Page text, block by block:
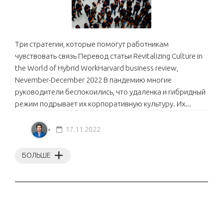
Три стратегии, которые помогут работникам
чувствовать связь Перевод статьи Revitalizing Culture in
the World of Hybrid WorkHarvard business review,
Nevember-December 2022 В пандемию многие
руководители беспокоились, что удаленка и гибридный
режим подрывает их корпоративную культуру. Их...
БОЛЬШЕ
17.11.2022